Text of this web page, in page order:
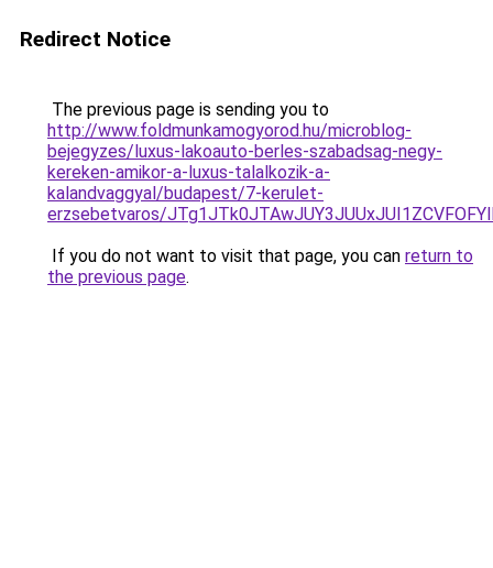
Redirect Notice
The previous page is sending you to
http://www.foldmunkamogyorod.hu/microblog-
bejegyzes/luxus-lakoauto-berles-szabadsag-negy-
kereken-amikor-a-luxus-talalkozik-a-
kalandvaggyal/budapest/7-kerulet-
erzsebetvaros/
If you do not want to visit that page, you can return to
the previous page.